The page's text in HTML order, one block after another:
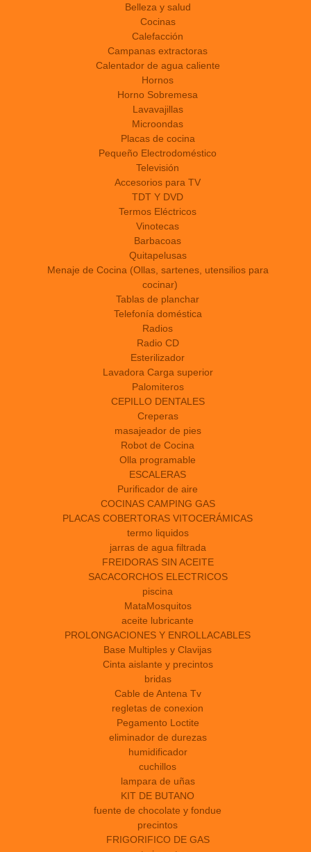
Belleza y salud
Cocinas
Calefacción
Campanas extractoras
Calentador de agua caliente
Hornos
Horno Sobremesa
Lavavajillas
Microondas
Placas de cocina
Pequeño Electrodoméstico
Televisión
Accesorios para TV
TDT Y DVD
Termos Eléctricos
Vinotecas
Barbacoas
Quitapelusas
Menaje de Cocina (Ollas, sartenes, utensilios para
cocinar)
Tablas de planchar
Telefonía doméstica
Radios
Radio CD
Esterilizador
Lavadora Carga superior
Palomiteros
CEPILLO DENTALES
Creperas
masajeador de pies
Robot de Cocina
Olla programable
ESCALERAS
Purificador de aire
COCINAS CAMPING GAS
PLACAS COBERTORAS VITOCERÁMICAS
termo liquidos
jarras de agua filtrada
FREIDORAS SIN ACEITE
SACACORCHOS ELECTRICOS
piscina
MataMosquitos
aceite lubricante
PROLONGACIONES Y ENROLLACABLES
Base Multiples y Clavijas
Cinta aislante y precintos
bridas
Cable de Antena Tv
regletas de conexion
Pegamento Loctite
eliminador de durezas
humidificador
cuchillos
lampara de uñas
KIT DE BUTANO
fuente de chocolate y fondue
precintos
FRIGORIFICO DE GAS